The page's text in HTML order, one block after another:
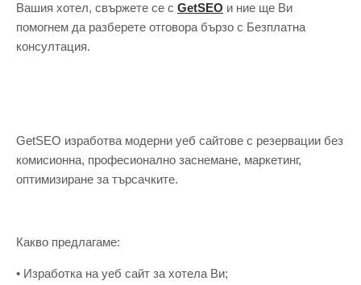
Вашия хотел, свържете се с GetSEO и ние ще Ви
помогнем да разберете отговора бързо с Безплатна
консултация.
GetSЕО изработва модерни уеб сайтове с резервации без
комисионна, професионално заснемане, маркетинг,
оптимизиране за търсачките.
Какво предлагаме:
• Изработка на уеб сайт за хотела Ви;